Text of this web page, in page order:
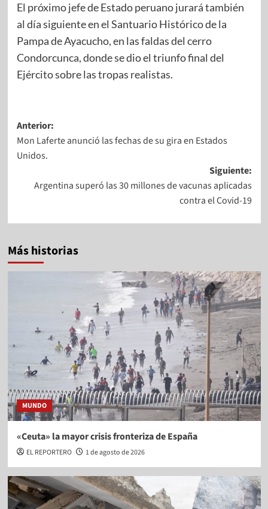
El próximo jefe de Estado peruano jurará también
al día siguiente en el Santuario Histórico de la
Pampa de Ayacucho, en las faldas del cerro
Condorcunca, donde se dio el triunfo final del
Ejército sobre las tropas realistas.
Anterior:
Mon Laferte anunció las fechas de su gira en Estados
Unidos.
Siguiente:
Argentina superó las 30 millones de vacunas aplicadas
contra el Covid-19
Más historias
MUNDO
«Ceuta» la mayor crisis fronteriza de España
EL REPORTERO 1 de agosto de 2026